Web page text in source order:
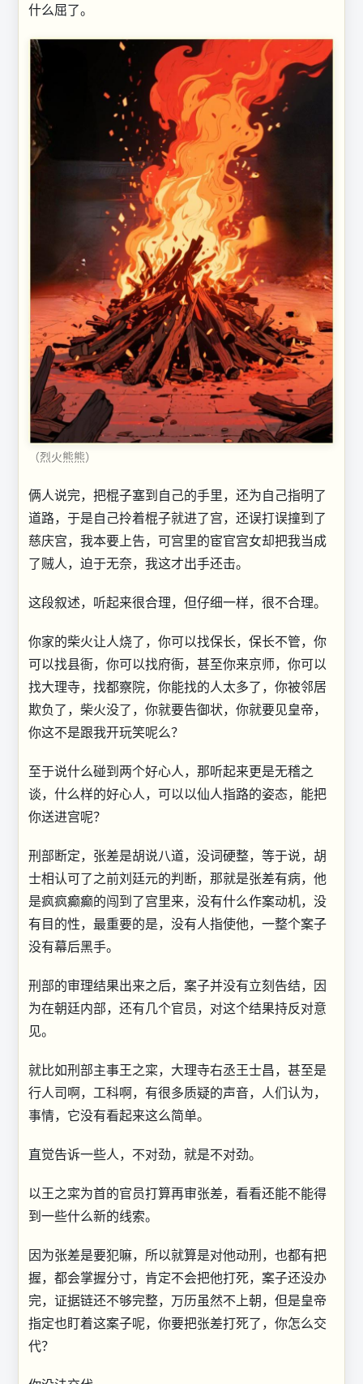
什么屈了。
（烈火熊熊）
俩人说完，把棍子塞到自己的手里，还为自己指明了
道路，于是自己拎着棍子就进了宫，还误打误撞到了
慈庆宫，我本要上告，可宫里的宦官宫女却把我当成
了贼人，迫于无奈，我这才出手还击。
这段叙述，听起来很合理，但仔细一样，很不合理。
你家的柴火让人烧了，你可以找保长，保长不管，你
可以找县衙，你可以找府衙，甚至你来京师，你可以
找大理寺，找都察院，你能找的人太多了，你被邻居
欺负了，柴火没了，你就要告御状，你就要见皇帝，
你这不是跟我开玩笑呢么？
至于说什么碰到两个好心人，那听起来更是无稽之
谈，什么样的好心人，可以以仙人指路的姿态，能把
你送进宫呢？
刑部断定，张差是胡说八道，没词硬整，等于说，胡
士相认可了之前刘廷元的判断，那就是张差有病，他
是疯疯癫癫的闯到了宫里来，没有什么作案动机，没
有目的性，最重要的是，没有人指使他，一整个案子
没有幕后黑手。
刑部的审理结果出来之后，案子并没有立刻告结，因
为在朝廷内部，还有几个官员，对这个结果持反对意
见。
就比如刑部主事王之寀，大理寺右丞王士昌，甚至是
行人司啊，工科啊，有很多质疑的声音，人们认为，
事情，它没有看起来这么简单。
直觉告诉一些人，不对劲，就是不对劲。
以王之寀为首的官员打算再审张差，看看还能不能得
到一些什么新的线索。
因为张差是要犯嘛，所以就算是对他动刑，也都有把
握，都会掌握分寸，肯定不会把他打死，案子还没办
完，证据链还不够完整，万历虽然不上朝，但是皇帝
指定也盯着这案子呢，你要把张差打死了，你怎么交
代？